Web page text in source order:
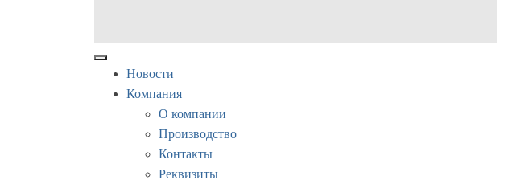
Новости
Компания
О компании
Производство
Контакты
Реквизиты